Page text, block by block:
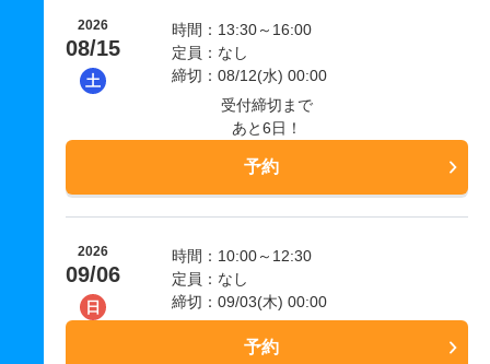
2026
08/15
土
時間：13:30～16:00
定員：なし
締切：08/12(水) 00:00
受付締切まで
あと6日！
予約
2026
09/06
日
時間：10:00～12:30
定員：なし
締切：09/03(木) 00:00
予約